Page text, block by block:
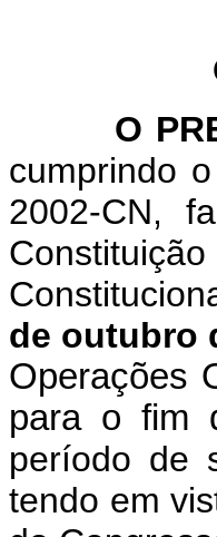
O
cumprindo
2002-CN,
de outubro
Operações
para o fim
período de
tendo em